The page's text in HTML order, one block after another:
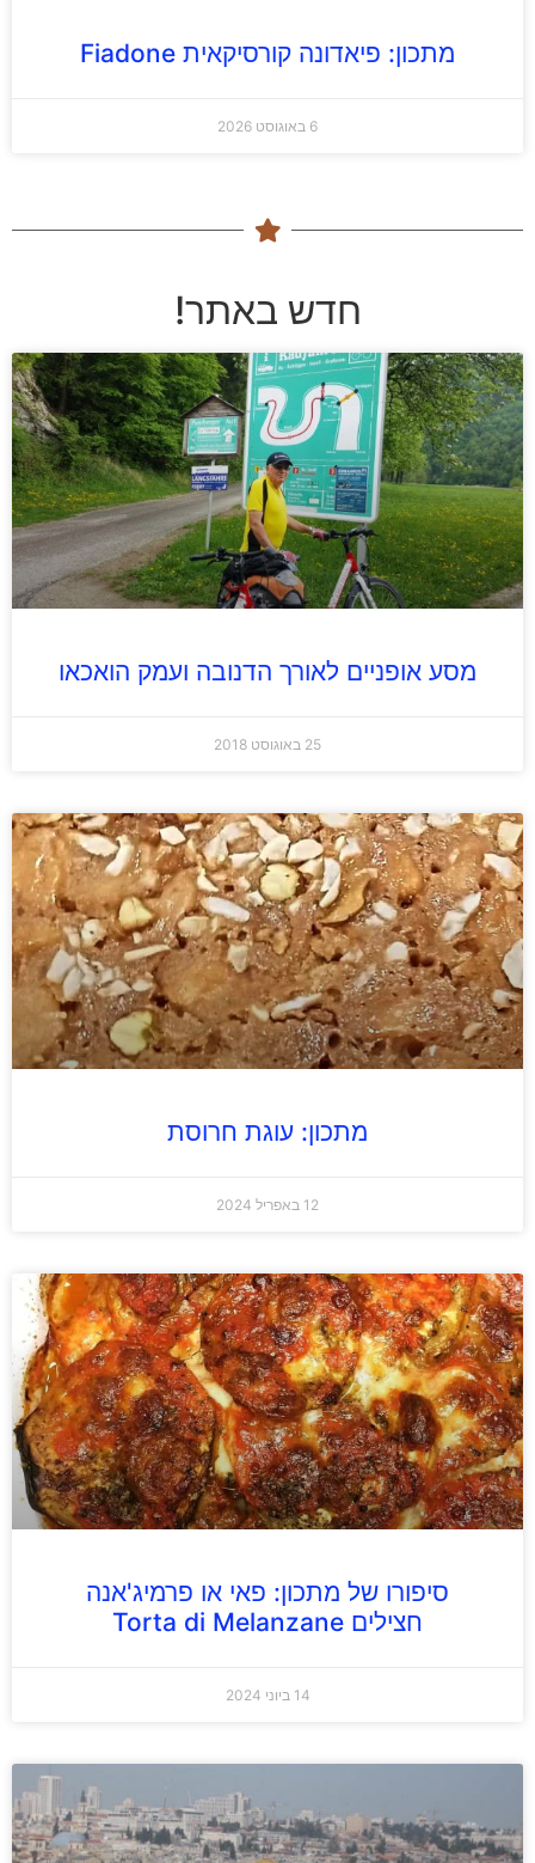
מתכון: פיאדונה קורסיקאית Fiadone
6 באוגוסט 2026
חדש באתר!
מסע אופניים לאורך הדנובה ועמק הואכאו
25 באוגוסט 2018
מתכון: עוגת חרוסת
12 באפריל 2024
סיפורו של מתכון: פאי או פרמיג'אנה
חצילים Torta di Melanzane
14 ביוני 2024